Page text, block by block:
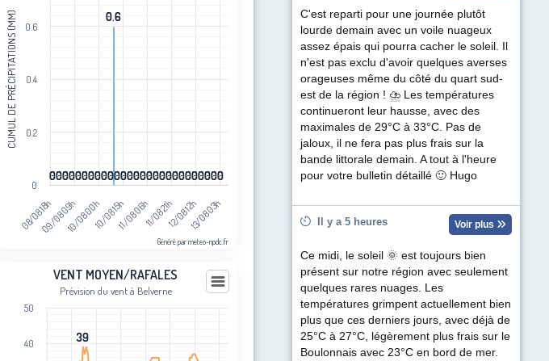
The chart has 1 X axis displaying categories.
The chart has 1 Y axis displaying Cumul de précipitations (mm). Data ranges from 0 to 0.6.
CUMUL DE PRÉCIPITATIONS (MM)
0
00
00
00
00
00
00
00
00
00
0
0.6
0.6
0
00
00
00
00
00
00
00
00
00
00
00
00
00
00
00
00
0
08/08 18h09/08 09h10/08 00h10/08 15h11/08 06h11/08 21h12/08 12h13/08 03h
0
0.2
0.4
0.6
Généré par meteo-npdc.fr
Vent moyen/rafales
Line chart with 2 lines.
Prévision du vent à Belverne
View as data table, Vent moyen/rafales
The chart has 1 X axis displaying categories.
VENT MOYEN/RAFALES
Prévision du vent à Belverne
39
39
40
50
C'est reparti pour une journée plutôt
lourde demain avec un voile nuageux
assez épais qui pourra cacher le soleil. Il
n'est pas exclu d'avoir quelques averses
orageuses même du côté du quart sud-
est de la région ! ⛈ Les températures
continueront leur hausse, avec des
maximales de 29°C à 33°C. Pas de
jaloux, il ne fera pas plus frais sur la
bande littorale demain. A tout à l'heure
pour votre bulletin détaillé 🙂 Hugo
Il y a 5 heures Voir plus
Ce midi, le soleil 🌞 est toujours bien
présent sur notre région avec seulement
quelques rares nuages. Les
températures grimpent actuellement bien
plus que ces derniers jours, avec déjà de
25°C à 27°C, légèrement plus frais sur le
Boulonnais avec 23°C en bord de mer.